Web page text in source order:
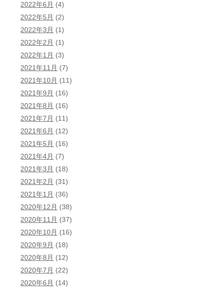
2022年6月 (4)
2022年5月 (2)
2022年3月 (1)
2022年2月 (1)
2022年1月 (3)
2021年11月 (7)
2021年10月 (11)
2021年9月 (16)
2021年8月 (16)
2021年7月 (11)
2021年6月 (12)
2021年5月 (16)
2021年4月 (7)
2021年3月 (18)
2021年2月 (31)
2021年1月 (36)
2020年12月 (38)
2020年11月 (37)
2020年10月 (16)
2020年9月 (18)
2020年8月 (12)
2020年7月 (22)
2020年6月 (14)